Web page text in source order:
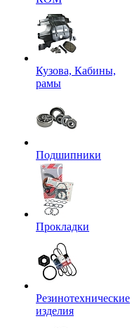
Кузова, Кабины,
рамы
Подшипники
Прокладки
Резинотехнические
изделия